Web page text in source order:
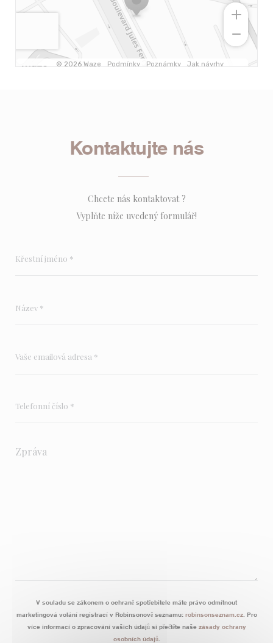
Kontaktujte nás
Chcete nás kontaktovat ?
Vyplňte níže uvedený formulář!
V souladu se zákonem o ochraně spotřebitele máte právo odmítnout
marketingová volání registrací v Robinsonově seznamu: robinsonseznam.cz. Pro
více informací o zpracování vašich údajů si přečtěte naše zásady ochrany
osobních údajů.